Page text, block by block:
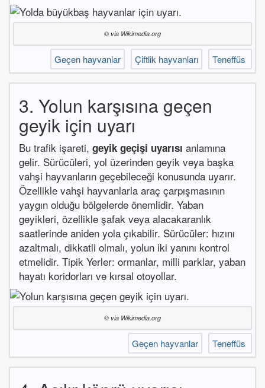
© via Wikimedia.org
Geçen hayvanlar Çiftlik hayvanları Teneffüs
3. Yolun karşısına geçen
geyik için uyarı
Bu trafik işareti, geyik geçişi uyarısı anlamına
gelir. Sürücüleri, yol üzerinden geyik veya başka
vahşi hayvanların geçebileceği konusunda uyarır.
Özellikle vahşi hayvanlarla araç çarpışmasının
yaygın olduğu bölgelerde önemlidir. Yaban
geyikleri, özellikle şafak veya alacakaranlık
saatlerinde aniden yola çıkabilir. Sürücüler: hızını
azaltmalı, dikkatli olmalı, yolun iki yanını kontrol
etmelidir. Tipik Yerler: ormanlar, milli parklar, yaban
hayatı koridorları ve kırsal otoyollar.
© via Wikimedia.org
Geçen hayvanlar Teneffüs